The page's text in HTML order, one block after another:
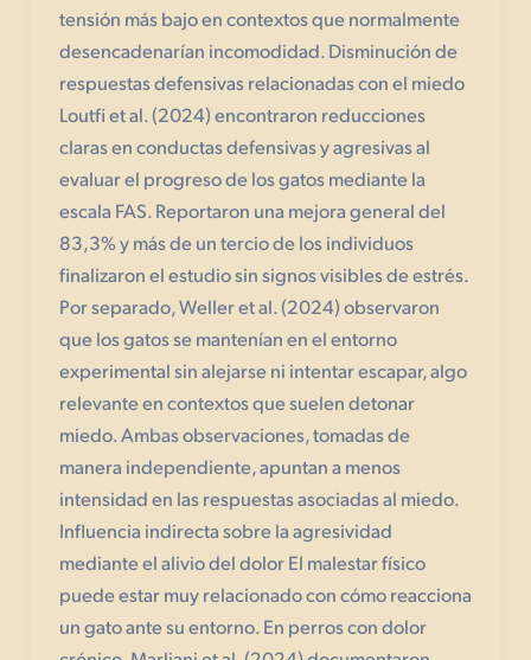
tensión más bajo en contextos que normalmente
desencadenarían incomodidad. Disminución de
respuestas defensivas relacionadas con el miedo
Loutfi et al. (2024) encontraron reducciones
claras en conductas defensivas y agresivas al
evaluar el progreso de los gatos mediante la
escala FAS. Reportaron una mejora general del
83,3% y más de un tercio de los individuos
finalizaron el estudio sin signos visibles de estrés.
Por separado, Weller et al. (2024) observaron
que los gatos se mantenían en el entorno
experimental sin alejarse ni intentar escapar, algo
relevante en contextos que suelen detonar
miedo. Ambas observaciones, tomadas de
manera independiente, apuntan a menos
intensidad en las respuestas asociadas al miedo.
Influencia indirecta sobre la agresividad
mediante el alivio del dolor El malestar físico
puede estar muy relacionado con cómo reacciona
un gato ante su entorno. En perros con dolor